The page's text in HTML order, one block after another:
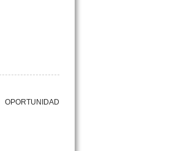
OPORTUNIDAD